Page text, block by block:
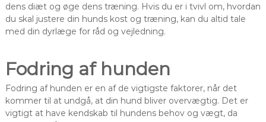
dens diæt og øge dens træning. Hvis du er i tvivl om, hvordan
du skal justere din hunds kost og træning, kan du altid tale
med din dyrlæge for råd og vejledning.
Fodring af hunden
Fodring af hunden er en af de vigtigste faktorer, når det
kommer til at undgå, at din hund bliver overvægtig. Det er
vigtigt at have kendskab til hundens behov og vægt, da